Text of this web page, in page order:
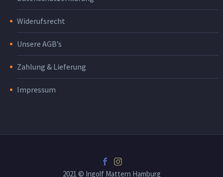
Widerufsrecht
Unsere AGB’s
Zahlung & Lieferung
Impressum
2021 © Ingolf Mattern Hamburg